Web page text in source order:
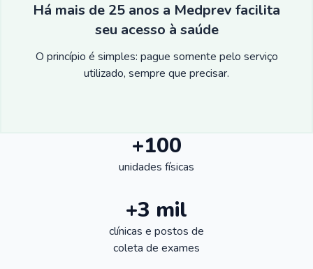
Há mais de 25 anos a Medprev facilita
seu acesso à saúde
O princípio é simples: pague somente pelo serviço
utilizado, sempre que precisar.
+100
unidades físicas
+3 mil
clínicas e postos de
coleta de exames